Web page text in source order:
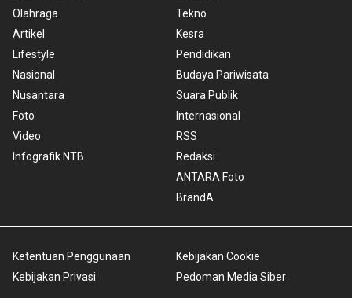
Olahraga
Artikel
Lifestyle
Nasional
Nusantara
Foto
Video
Infografik NTB
Tekno
Kesra
Pendidikan
Budaya Pariwisata
Suara Publik
Internasional
RSS
Redaksi
ANTARA Foto
BrandA
Ketentuan Penggunaan
Kebijakan Privasi
Kebijakan Cookie
Pedoman Media Siber